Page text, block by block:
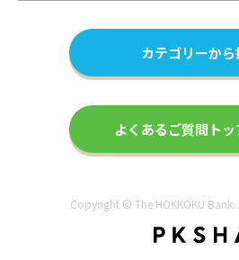
カテゴリーから
よくあるご質問トッ
Copyright © The HOKKOKU Bank.